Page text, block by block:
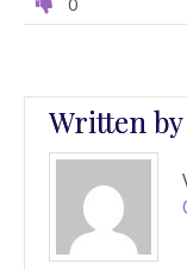
Written by